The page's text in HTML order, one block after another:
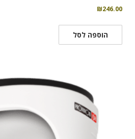
₪246.00
הוספה לסל